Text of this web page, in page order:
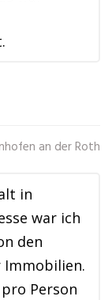
an der Roth
in
war ich
den
Immobilien.
Person